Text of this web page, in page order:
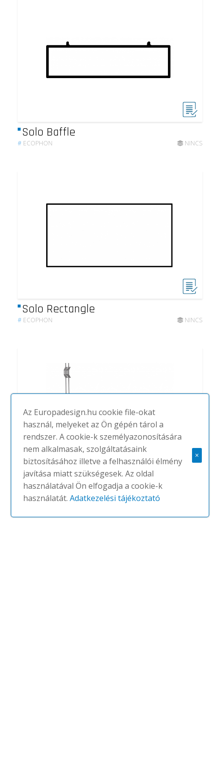
Solo Baffle
# ECOPHON NINCS
Solo Rectangle
# ECOPHON NINCS
Solo Baffle ZigZag
ECOPHON
Az Europadesign.hu cookie file-okat
használ, melyeket az Ön gépén tárol a
rendszer. A cookie-k személyazonosítására
nem alkalmasak, szolgáltatásaink
biztosításához illetve a felhasználói élmény
javítása miatt szükségesek. Az oldal
használatával Ön elfogadja a cookie-k
használatát.Adatkezelési tájékoztató
×